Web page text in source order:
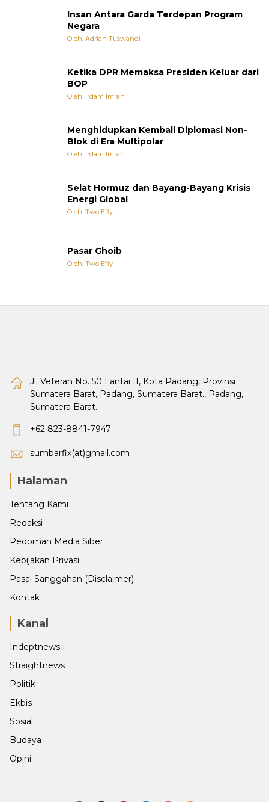
Insan Antara Garda Terdepan Program
Negara
Oleh: Adrian Tuswandi
Ketika DPR Memaksa Presiden Keluar dari
BOP
Oleh: Irdam Imran
Menghidupkan Kembali Diplomasi Non-
Blok di Era Multipolar
Oleh: Irdam Imran
Selat Hormuz dan Bayang-Bayang Krisis
Energi Global
Oleh: Two Efly
Pasar Ghoib
Oleh: Two Efly
Jl. Veteran No. 50 Lantai II, Kota Padang, Provinsi
Sumatera Barat, Padang, Sumatera Barat., Padang,
Sumatera Barat.
+62 823-8841-7947
sumbarfix(at)gmail.com
Halaman
Tentang Kami
Redaksi
Pedoman Media Siber
Kebijakan Privasi
Pasal Sanggahan (Disclaimer)
Kontak
Kanal
Indeptnews
Straightnews
Politik
Ekbis
Sosial
Budaya
Opini